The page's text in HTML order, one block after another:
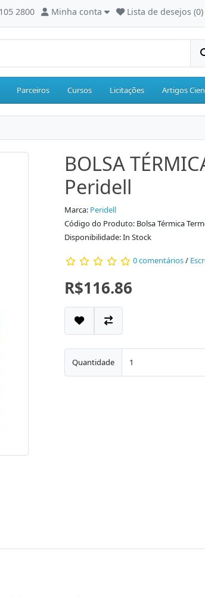
2800 Minha conta Lista de desejos (0)
Parceiros Cursos Licitações Artigos
BOLSA
Peridell
Marca: Peridell
Código do Produto: Bolsa Térmica
Disponibilidade: In Stock
0 comentários/
R$116.86
Quantidade